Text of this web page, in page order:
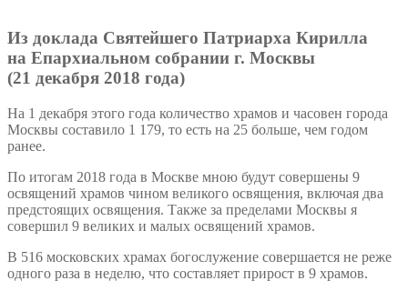
Из доклада Святейшего Патриарха Кирилла
на Епархиальном собрании г. Москвы
(21 декабря 2018 года)
На 1 декабря этого года количество храмов и часовен города
Москвы составило 1 179, то есть на 25 больше, чем годом
ранее.
По итогам 2018 года в Москве мною будут совершены 9
освящений храмов чином великого освящения, включая два
предстоящих освящения. Также за пределами Москвы я
совершил 9 великих и малых освящений храмов.
В 516 московских храмах богослужение совершается не реже
одного раза в неделю, что составляет прирост в 9 храмов.